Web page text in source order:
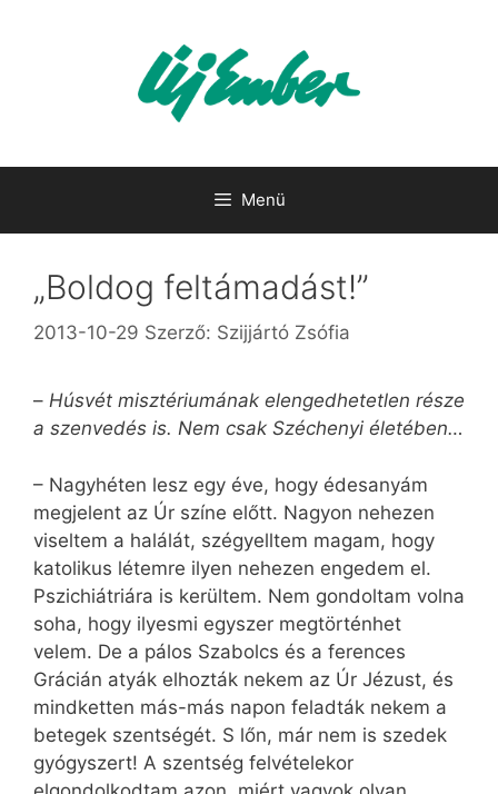
Menü
„Boldog feltámadást!”
2013-10-29 Szerző: Szijjártó Zsófia
– Húsvét misztériumának elengedhetetlen része
a szenvedés is. Nem csak Széchenyi életében…
– Nagyhéten lesz egy éve, hogy édesanyám
megjelent az Úr színe előtt. Nagyon nehezen
viseltem a halálát, szégyelltem magam, hogy
katolikus létemre ilyen nehezen engedem el.
Pszichiátriára is kerültem. Nem gondoltam volna
soha, hogy ilyesmi egyszer megtörténhet
velem. De a pálos Szabolcs és a ferences
Grácián atyák elhozták nekem az Úr Jézust, és
mindketten más-más napon feladták nekem a
betegek szentségét. S lőn, már nem is szedek
gyógyszert! A szentség felvételekor